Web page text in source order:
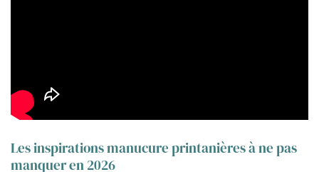
Les inspirations manucure printanières à ne pas
manquer en 2026